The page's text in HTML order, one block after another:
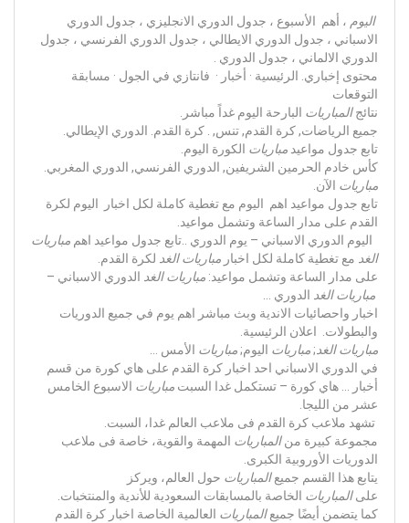
اليوم ، أهم الأسبوع ، جدول الدوري الانجليزي ، جدول الدوري
الاسباني ، جدول الدوري الايطالي ، جدول الدوري الفرنسي ، جدول
الدوري الالماني ، جدول الدوري .
محتوى إخباري. الرئيسية · أخبار · فانتازي في الجول · مسابقة
التوقعات
نتائجالمباريات البارحة اليوم غداً مباشر.
جميع الرياضات, كرة القدم, تنس, . كرة القدم. الدوري الإيطالي.
تابع جدول مواعيد مباريات الكورة اليوم.
كأس خادم الحرمين الشريفين, الدوري الفرنسي, الدوري المغربي.
مباريات الآن.
تابع جدول مواعيد اهم اليوم مع تغطية كاملة لكل اخبار اليوم لكرة
القدم على مدار الساعة وتشمل مواعيد.
اليوم الدوري الاسباني – يوم الدوري ..تابع جدول مواعيد اهم مباريات
الغد مع تغطية كاملة لكل اخبار مباريات الغد لكرة القدم.
على مدار الساعة وتشمل مواعيد: مباريات الغد الدوري الاسباني –
مباريات الغد الدوري …
اخبار واحصائيات الاندية وبث مباشر اهم يوم في جميع الدوريات
والبطولات. اعلان الرئيسية.
مباريات الغد ;مباريات اليوم;مباريات الأمس …
في الدوري الاسباني احد اخبار كرة القدم على هاي كورة من قسم
أخبار … هاي كورة – تستكمل غدا السبت مباريات الاسبوع الخامس
عشر من الليجا.
تشهد ملاعب كرة القدم فى ملاعب العالم غدا، السبت.
مجموعة كبيرة منالمباريات المهمة والقوية، خاصة فى ملاعب
الدوريات الأوروبية الكبرى.
يتابع هذا القسم جميعالمباريات حول العالم، ويركز
علىالمباريات الخاصة بالمسابقات السعودية للأندية والمنتخبات.
كما يتضمن أيضًا جميعالمباريات العالمية الخاصة اخبار كرة القدم